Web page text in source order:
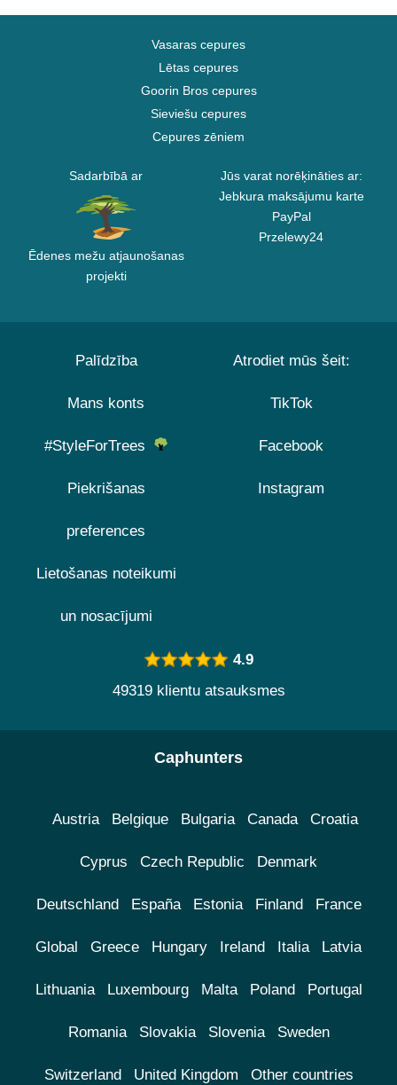
Vasaras cepures
Lētas cepures
Goorin Bros cepures
Sieviešu cepures
Cepures zēniem
Sadarbībā ar
Ēdenes mežu atjaunošanas
projekti
Jūs varat norēķināties ar:
Jebkura maksājumu karte
PayPal
Przelewy24
Palīdzība
Mans konts
#StyleForTrees
Piekrišanas
preferences
Lietošanas noteikumi
un nosacījumi
Atrodiet mūs šeit:
TikTok
Facebook
Instagram
4.9
49319 klientu atsauksmes
Caphunters
Austria Belgique Bulgaria Canada Croatia
Cyprus Czech Republic Denmark
Deutschland España Estonia Finland France
Global Greece Hungary Ireland Italia Latvia
Lithuania Luxembourg Malta Poland Portugal
Romania Slovakia Slovenia Sweden
Switzerland United Kingdom Other countries